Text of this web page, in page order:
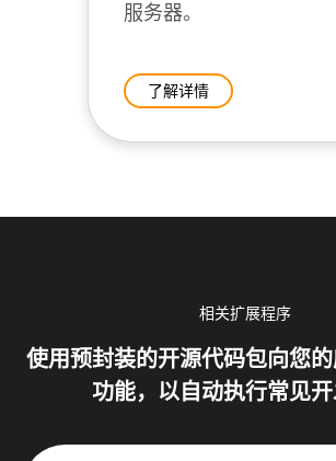
服务器。
了解详情
相关扩展程序
使用预封装的开源代码包向您
功能，以自动执行常见